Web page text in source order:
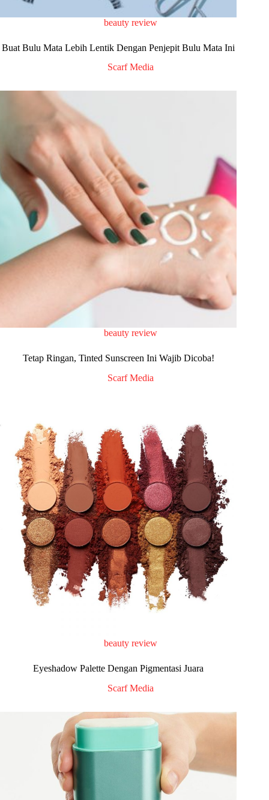
beauty review
Buat Bulu Mata Lebih Lentik Dengan Penjepit Bulu Mata Ini
Scarf Media
beauty review
Tetap Ringan, Tinted Sunscreen Ini Wajib Dicoba!
Scarf Media
beauty review
Eyeshadow Palette Dengan Pigmentasi Juara
Scarf Media